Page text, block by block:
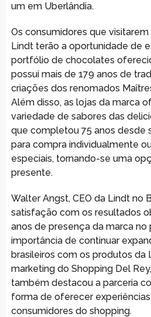
um em Uberlândia.
Os consumidores que
Lindt terão a oportunidade de
portfólio de chocolates
possui mais de 179 anos de
criações dos renomados
Além disso, as lojas da marca
variedade de sabores das
que completou 75 anos desde
para compra individualmente
especiais, tornando-se uma
presente.
Walter Angst, CEO da Lindt no
satisfação com os resultados
anos de presença da marca no
importância de continuar
brasileiros com os produtos da
marketing do Shopping Del
também destacou a parceria
forma de oferecer experiências
consumidores do shopping.